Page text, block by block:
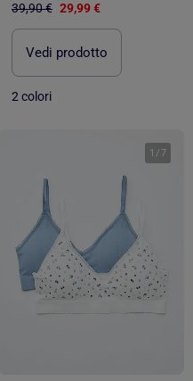
39,90 € 29,99 €
Vedi prodotto
2 colori
1 / 7